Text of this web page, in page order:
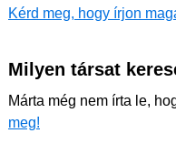
Kérd meg, hogy írjon
Milyen társat
Márta még nem írta le,
meg!